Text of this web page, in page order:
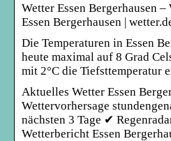
Wetter Essen Bergerhausen
Essen Bergerhausen |
Die Temperaturen in Essen
heute maximal auf 8 Grad
mit 2°C die Tiefsttemperatur
Aktuelles Wetter Essen
Wettervorhersage
nächsten 3 Tage ✔
Wetterbericht Essen